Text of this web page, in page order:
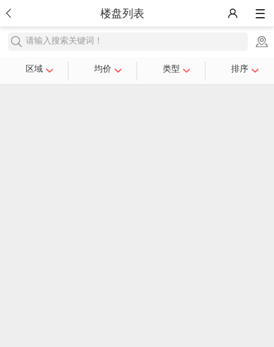
楼盘列表
请输入搜索关键词！
区域 均价 类型 排序